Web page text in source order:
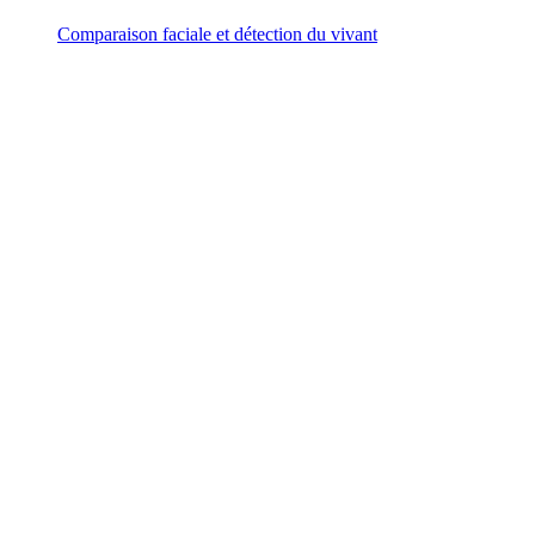
Comparaison faciale et détection du vivant